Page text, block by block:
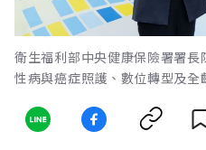
衛生福利部中央健康保險署署
性病與癌症照護、數位轉型及全